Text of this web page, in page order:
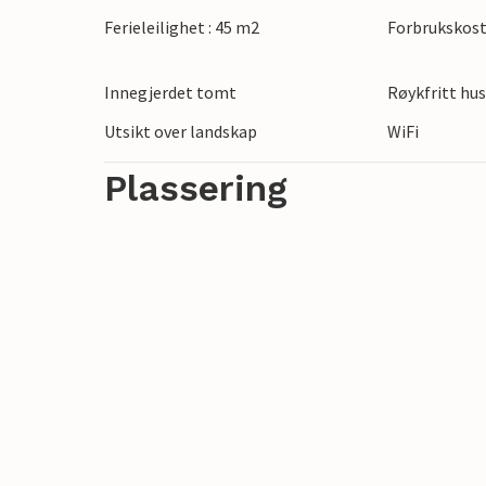
besøk den imponerende Panjola-
eller lavendelmarkene i nærheten av
middag på en restaurant ved kysten og
Ferieleilighet : 45 m2
Innegjerdet tomt
Røykfritt hus
Utsikt over landskap
WiFi
Plassering